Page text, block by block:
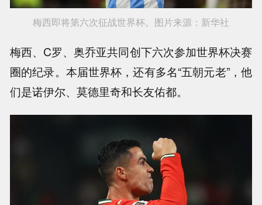
梅西即将第六次征战世界杯。图片来源：新华社
梅西、C罗、奥乔亚共同创下六次参加世界杯决赛
圈的纪录。本届世界杯，还有多名“五朝元老”，他
们是诺伊尔、莫德里奇和长友佑都。